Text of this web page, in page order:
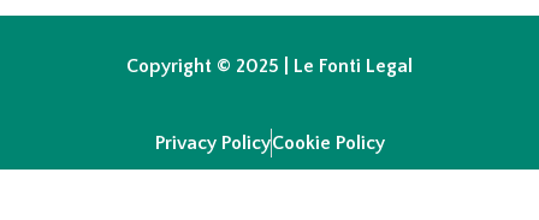
Copyright © 2025 | Le Fonti Legal
Privacy PolicyCookie Policy